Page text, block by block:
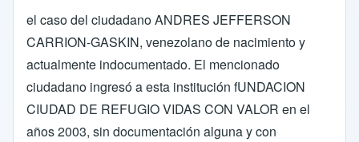
el caso del ciudadano ANDRES JEFFERSON
CARRION-GASKIN, venezolano de nacimiento y
actualmente indocumentado. El mencionado
ciudadano ingresó a esta institución fUNDACION
CIUDAD DE REFUGIO VIDAS CON VALOR en el
años 2003, sin documentación alguna y con